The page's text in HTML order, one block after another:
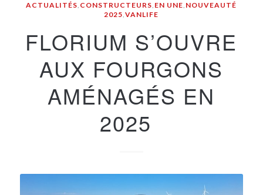
ACTUALITÉS, CONSTRUCTEURS, EN UNE, NOUVEAUTÉ
2025,VANLIFE
FLORIUM S’OUVRE
AUX FOURGONS
AMÉNAGÉS EN
2025